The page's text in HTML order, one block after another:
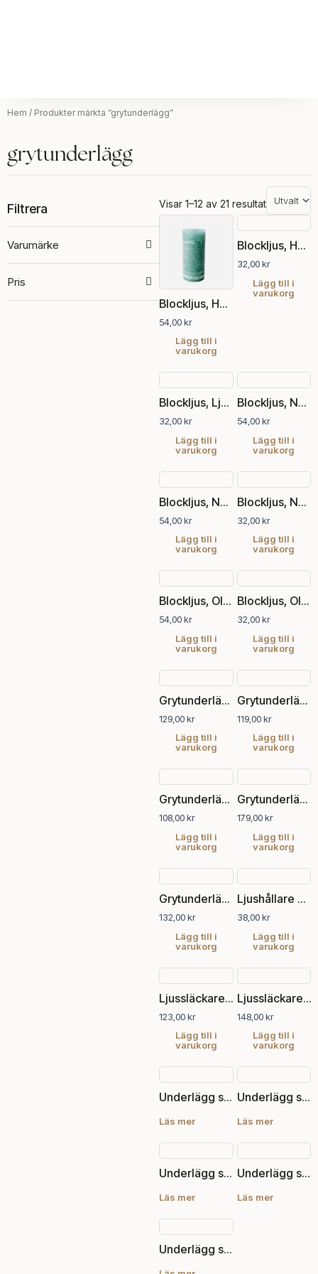
Hem / Produkter märkta ”grytunderlägg”
grytunderlägg
Filtrera
Varumärke
Pris
Visar 1–12 av 21 resultat
Blockljus, Havsgrön, Ø7xH15 cm
54,00kr
Lägg till i
varukorg
Blockljus, Havsgrön, Ø7xH7.5 cm
32,00kr
Lägg till i
varukorg
Blockljus, Ljung, Ø7xH7.5 cm
32,00kr
Lägg till i
varukorg
Blockljus, Nordic sky, Ø7xH15 cm
54,00kr
Lägg till i
varukorg
Blockljus, Nordic sky, Ø7xH15 cm
54,00kr
Lägg till i
varukorg
Blockljus, Nordic sky, Ø7xH7.5 cm
32,00kr
Lägg till i
varukorg
Blockljus, Old rose, Ø7xH15 cm
54,00kr
Lägg till i
varukorg
Blockljus, Old rose, Ø7xH7.5 cm
32,00kr
Lägg till i
varukorg
Grytunderlägg Fyrklöver Järn, svart
129,00kr
Lägg till i
varukorg
Grytunderlägg i gjutjärn, brun/svart
119,00kr
Lägg till i
varukorg
Grytunderlägg i gjutjärn, brun/svart
108,00kr
Lägg till i
varukorg
Grytunderlägg i gjutjärn, svart
179,00kr
Lägg till i
varukorg
Grytunderlägg Smaklig Spis i gjutjärn
132,00kr
Lägg till i
varukorg
Ljushållare av vax
38,00kr
Lägg till i
varukorg
Ljussläckare, Svart
123,00kr
Lägg till i
varukorg
Ljussläckare, Svart
148,00kr
Lägg till i
varukorg
Underlägg skiffer, 10×10 cm
Läs mer
Underlägg skiffer, 15×15 cm
Läs mer
Underlägg skiffer, 20 cm diam
Läs mer
Underlägg skiffer, 20×20 cm
Läs mer
Underlägg skiffer, 30×30 cm